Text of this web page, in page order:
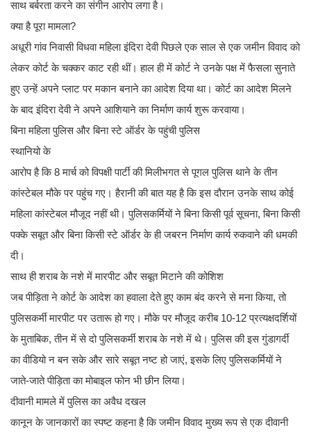
साथ बर्बरता करने का संगीन आरोप लगा है।
​क्या है पूरा मामला?
अधूरी गांव निवासी विधवा महिला इंदिरा देवी पिछले एक साल से एक जमीन विवाद को
लेकर कोर्ट के चक्कर काट रही थीं। हाल ही में कोर्ट ने उनके पक्ष में फैसला सुनाते
हुए उन्हें अपने प्लाट पर मकान बनाने का आदेश दिया था। कोर्ट का आदेश मिलने
के बाद इंदिरा देवी ने अपने आशियाने का निर्माण कार्य शुरू करवाया।
​बिना महिला पुलिस और बिना स्टे ऑर्डर के पहुंची पुलिस
स्थानियो के
आरोप है कि 8 मार्च को विपक्षी पार्टी की मिलीभगत से पूगल पुलिस थाने के तीन
कांस्टेबल मौके पर पहुंच गए। हैरानी की बात यह है कि इस दौरान उनके साथ कोई
महिला कांस्टेबल मौजूद नहीं थी। पुलिसकर्मियों ने बिना किसी पूर्व सूचना, बिना किसी
पक्के सबूत और बिना किसी स्टे ऑर्डर के ही जबरन निर्माण कार्य रुकवाने की धमकी
दी।
साथ ही ​शराब के नशे में मारपीट और सबूत मिटाने की कोशिश
जब पीड़िता ने कोर्ट के आदेश का हवाला देते हुए काम बंद करने से मना किया, तो
पुलिसकर्मी मारपीट पर उतारू हो गए। मौके पर मौजूद करीब 10-12 प्रत्यक्षदर्शियों
के मुताबिक, तीन में से दो पुलिसकर्मी शराब के नशे में थे। पुलिस की इस गुंडागर्दी
का वीडियो न बन सके और सारे सबूत नष्ट हो जाएं, इसके लिए पुलिसकर्मियों ने
जाते-जाते पीड़िता का मोबाइल फोन भी छीन लिया।
​दीवानी मामले में पुलिस का अवैध दखल
कानून के जानकारों का स्पष्ट कहना है कि जमीन विवाद मुख्य रूप से एक दीवानी